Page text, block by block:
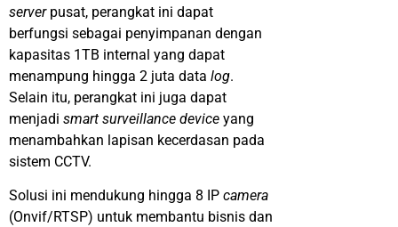
server pusat, perangkat ini dapat
berfungsi sebagai penyimpanan dengan
kapasitas 1TB internal yang dapat
menampung hingga 2 juta data log.
Selain itu, perangkat ini juga dapat
menjadi smart surveillance device yang
menambahkan lapisan kecerdasan pada
sistem CCTV.
Solusi ini mendukung hingga 8 IP camera
(Onvif/RTSP) untuk membantu bisnis dan